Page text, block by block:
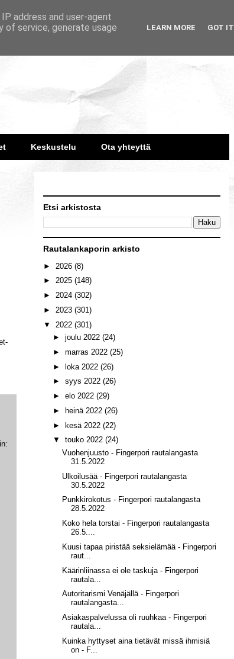
Keskustelu Ota yhteyttä
Etsi arkistosta
Rautalankaporin arkisto
► 2026 (8)
► 2025 (148)
► 2024 (302)
► 2023 (301)
▼ 2022 (301)
► joulu 2022 (24)
► marras 2022 (25)
► loka 2022 (26)
► syys 2022 (26)
► elo 2022 (29)
►
heinä 2022 (26)
► kesä 2022 (22)
▼ touko 2022 (24)
Vuohenjuusto - Fingerpori rautalangasta
31.5.2022
Ulkoilusää - Fingerpori rautalangasta
30.5.2022
Punkkirokotus - Fingerpori rautalangasta
28.5.2022
Koko hela torstai - Fingerpori rautalangasta
26.5....
Kuusi tapaa piristää seksielämää - Fingerpori
raut...
Käärinliinassa ei ole taskuja - Fingerpori
rautala...
Autoritarismi Venäjällä - Fingerpori
rautalangasta...
Asiakaspalvelussa oli ruuhkaa - Fingerpori
rautala...
Kuinka hyttyset aina tietävät missä ihmisiä
on - F...
address and user-agent
of service, generate usage
LEARN MORE GOT IT